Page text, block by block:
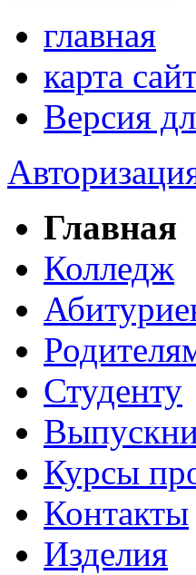
главная
карта
Версия
Главная
Колледж
Студенту
Курсы
Контакты
Изделия